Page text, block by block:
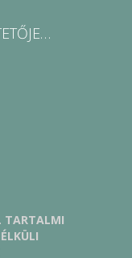
TARTALMI